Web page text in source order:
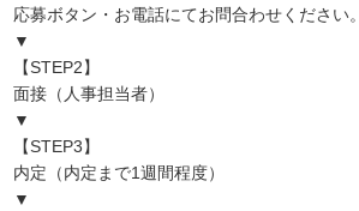
応募ボタン・お電話にてお問合わせください。
▼
【STEP2】
面接（人事担当者）
▼
【STEP3】
内定（内定まで1週間程度）
▼